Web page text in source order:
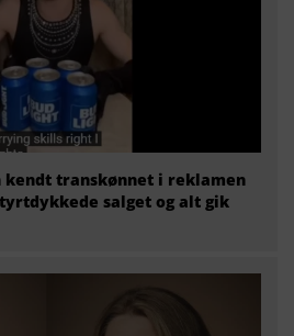
kendt transkønnet i reklamen
salget og alt gik